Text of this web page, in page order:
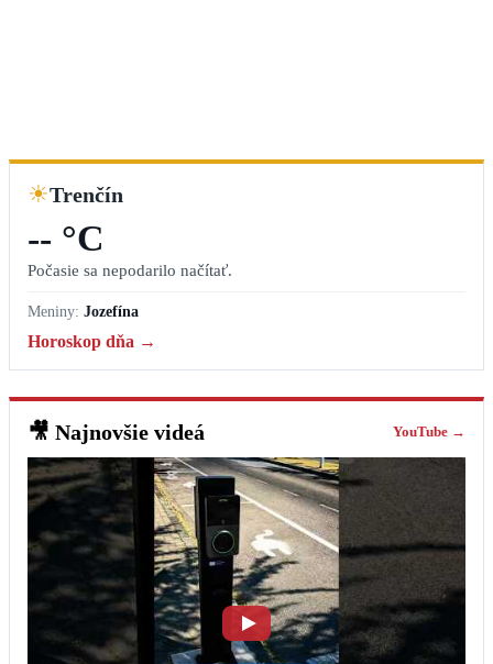
☀Trenčín
-- °C
Počasie sa nepodarilo načítať.
Meniny: Jozefína
Horoskop dňa →
🎥 Najnovšie videá YouTube →